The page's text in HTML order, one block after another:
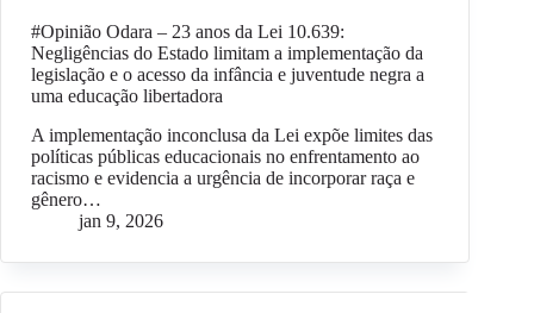
#Opinião Odara – 23 anos da Lei 10.639:
Negligências do Estado limitam a implementação da
legislação e o acesso da infância e juventude negra a
uma educação libertadora
A implementação inconclusa da Lei expõe limites das
políticas públicas educacionais no enfrentamento ao
racismo e evidencia a urgência de incorporar raça e
gênero…
jan 9, 2026